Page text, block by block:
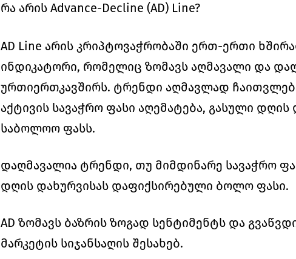
რა არის Advance-Decline (AD) Line?
AD Line არის კრიპტოვაჭრობაში ერთ-ერთი
ინდიკატორი, რომელიც ზომავს აღმავალი და
ურთიერთკავშირს. ტრენდი აღმავლად
აქტივის სავაჭრო ფასი აღემატება, გასული
საბოლოო ფასს.
დაღმავალია ტრენდი, თუ მიმდინარე სავაჭრო
დღის დახურვისას დაფიქსირებული ბოლო ფასი.
AD ზომავს ბაზრის ზოგად სენტიმენტს და
მარკეტის სიჯანსაღის შესახებ.